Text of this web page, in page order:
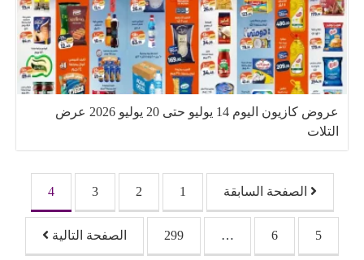
عروض كازيون اليوم 14 يوليو حتى 20 يوليو 2026 عرض
التلات
تصفّح المقالات
الصفحة السابقة 1
2
3
4
5
6
…
299 الصفحة التالية